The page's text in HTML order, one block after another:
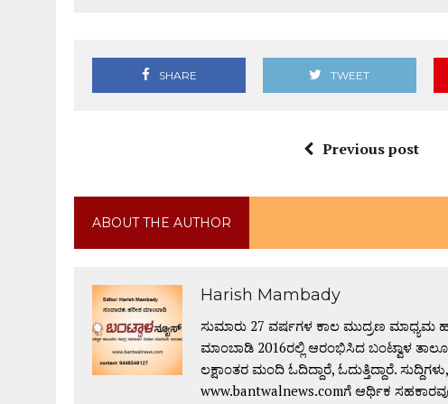
SHARE TWEET
Previous post
ABOUT THE AUTHOR
Harish Mambady
ಸುಮಾರು 27 ವರ್ಷಗಳ ಕಾಲ ಮುದ್ರಣ ಮಾಧ್ಯಮ
ಮಾಂಬಾಡಿ 2016ರಲ್ಲಿ ಆರಂಭಿಸಿದ ಬಂಟ್ವಾಳ
ಲಕ್ಷಾಂತರ ಮಂದಿ ಓದಿದ್ದಾರೆ, ಓದುತ್ತಿದ್ದಾರೆ.
www.bantwalnews.comಗೆ ಆರ್ಥಿಕ